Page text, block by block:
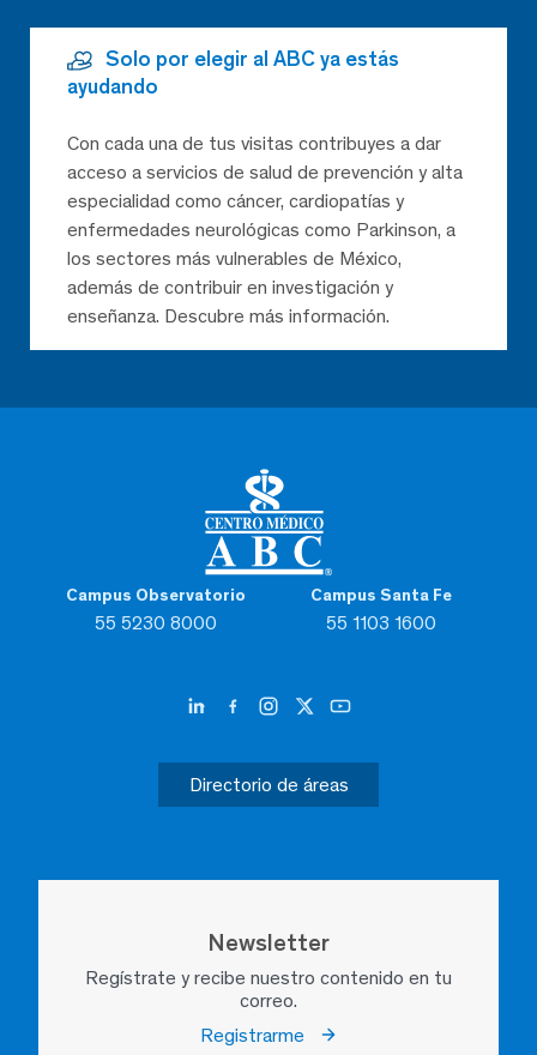
Campus Observatorio
55 5230 8000
Campus Santa Fe
55 1103 1600
Directorio de áreas
Newsletter
Regístrate y recibe nuestro contenido en tu
correo.
Registrarme
Solo por elegir al ABC ya estás
ayudando
Con cada una de tus visitas contribuyes a dar
acceso a servicios de salud de prevención y alta
especialidad como cáncer, cardiopatías y
enfermedades neurológicas como Parkinson, a
los sectores más vulnerables de México,
además de contribuir en investigación y
enseñanza. Descubre más información.